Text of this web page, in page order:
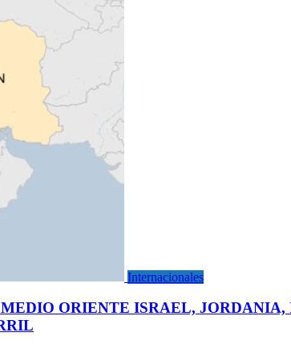
Internacionales
ORIENTE ISRAEL, JORDANIA,